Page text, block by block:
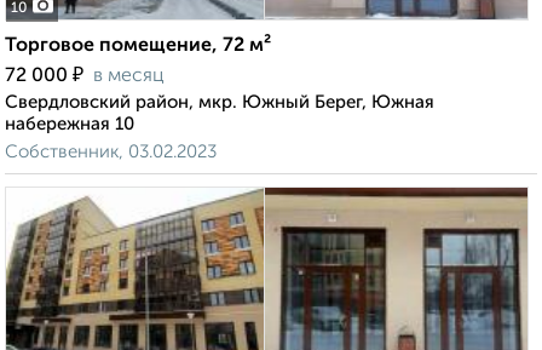
10
Торговое помещение, 72 м²
72 000 ₽ в месяц
Свердловский район, мкр. Южный Берег, Южная
набережная 10
Собственник, 03.02.2023